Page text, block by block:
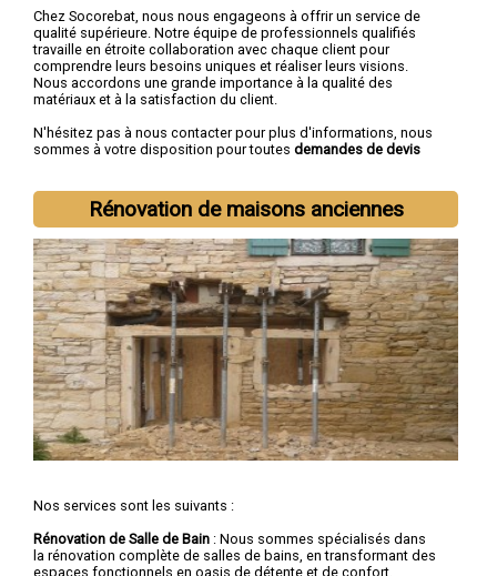
Chez Socorebat, nous nous engageons à offrir un service de
qualité supérieure. Notre équipe de professionnels qualifiés
travaille en étroite collaboration avec chaque client pour
comprendre leurs besoins uniques et réaliser leurs visions.
Nous accordons une grande importance à la qualité des
matériaux et à la satisfaction du client.
N'hésitez pas à nous contacter pour plus d'informations, nous
sommes à votre disposition pour toutes demandes de devis
Nous intervenons aussi dans les villes suivantes :
,Tourcoing,Dunkerque , Villeneuve-d'Ascq,
Valenciennes,Douai,Wattrelos,Marcq-en-Barœul,Maubeuge
Rénovation de maisons anciennes
Nos services sont les suivants :
Rénovation de Salle de Bain : Nous sommes spécialisés dans
la rénovation complète de salles de bains, en transformant des
espaces fonctionnels en oasis de détente et de confort.